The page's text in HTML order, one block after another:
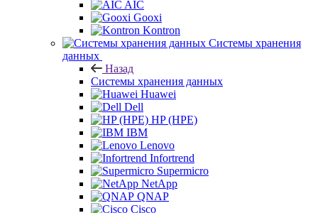
AIC
Gooxi
Kontron
Системы хранения
данных
Назад
Системы хранения данных
Huawei
Dell
HP (HPE)
IBM
Lenovo
Infortrend
Supermicro
NetApp
QNAP
Cisco